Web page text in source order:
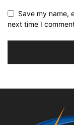
Save my name,
next time I